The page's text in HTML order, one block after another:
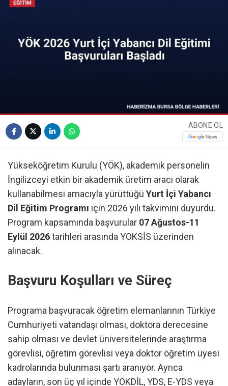
ABONE OL
Yükseköğretim Kurulu (YÖK), akademik personelin
İngilizceyi etkin bir akademik üretim aracı olarak
kullanabilmesi amacıyla yürüttüğü Yurt İçi Yabancı
Dil Eğitim Programı için 2026 yılı takvimini duyurdu.
Program kapsamında başvurular 07 Ağustos-11
Eylül 2026tarihleri arasında YÖKSİS üzerinden
alınacak.
Başvuru Koşulları ve Süreç
Programa başvuracak öğretim elemanlarının Türkiye
Cumhuriyeti vatandaşı olması, doktora derecesine
sahip olması ve devlet üniversitelerinde araştırma
görevlisi, öğretim görevlisi veya doktor öğretim üyesi
kadrolarında bulunması şartı aranıyor. Ayrıca
adayların, son üç yıl içinde YÖKDİL, YDS, E-YDS veya